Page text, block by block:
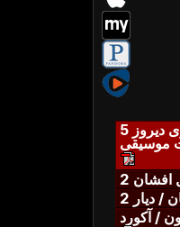
5
موسیقی
2
/ دیار 2
/ آکورد